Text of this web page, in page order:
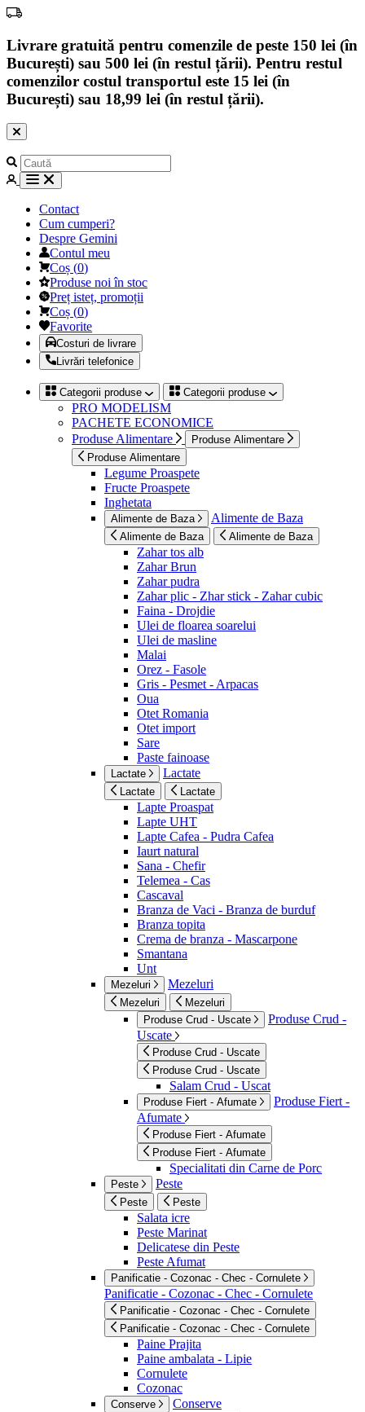
Livrare gratuită pentru comenzile de peste 150 lei (în
București) sau 500 lei (în restul țării). Pentru restul
comenzilor costul transportul este 15 lei (în
București) sau 18,99 lei (în restul țării).
Contact
Cum cumperi?
Despre Gemini
Contul meu
Coș (0)
Produse noi în stoc
Preț isteț, promoții
Coș (0)
Favorite
Costuri de livrare
Livrări telefonice
Categorii produse Categorii produse
PRO MODELISM
PACHETE ECONOMICE
Produse Alimentare
Produse Alimentare
Produse Alimentare
Legume Proaspete
Fructe Proaspete
Inghetata
Alimente de Baza Alimente de Baza
Alimente de Baza Alimente de Baza
Zahar tos alb
Zahar Brun
Zahar pudra
Zahar plic - Zhar stick - Zahar cubic
Faina - Drojdie
Ulei de floarea soarelui
Ulei de masline
Malai
Orez - Fasole
Gris - Pesmet - Arpacas
Oua
Otet Romania
Otet import
Sare
Paste fainoase
Lactate Lactate
Lactate Lactate
Lapte Proaspat
Lapte UHT
Lapte Cafea - Pudra Cafea
Iaurt natural
Sana - Chefir
Telemea - Cas
Cascaval
Branza de Vaci - Branza de burduf
Branza topita
Crema de branza - Mascarpone
Smantana
Unt
Mezeluri Mezeluri
Mezeluri
Mezeluri
Produse Crud - Uscate
Produse Crud -
Uscate
Produse Crud - Uscate
Produse Crud - Uscate
Salam Crud - Uscat
Produse Fiert - Afumate
Produse Fiert -
Afumate
Produse Fiert - Afumate
Produse Fiert - Afumate
Specialitati din Carne de Porc
Peste Peste
Peste Peste
Salata icre
Peste Marinat
Delicatese din Peste
Peste Afumat
Panificatie - Cozonac - Chec - Cornulete
Panificatie - Cozonac - Chec - Cornulete
Panificatie - Cozonac - Chec - Cornulete
Panificatie - Cozonac - Chec - Cornulete
Paine Prajita
Paine ambalata - Lipie
Cornulete
Cozonac
Conserve Conserve